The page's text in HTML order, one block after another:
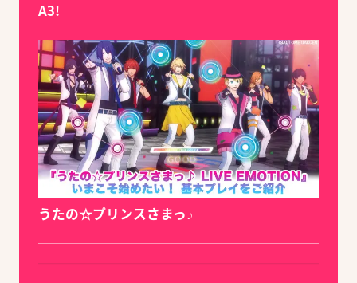
A3!
うたの☆プリンスさまっ♪